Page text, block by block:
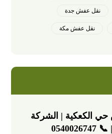
نقل عفش جدة
نقل عفش مكة
الكعكية | الشركة